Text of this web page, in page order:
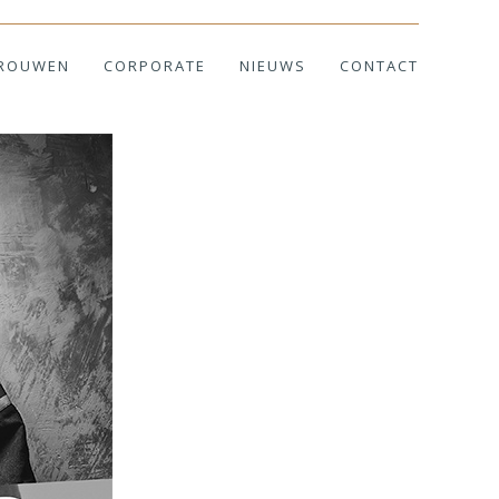
CORPORATE NIEUWS CONTACT